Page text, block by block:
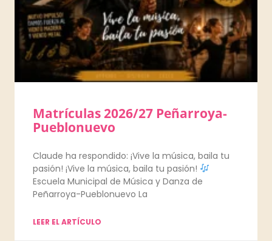
Matrículas 2026/27 Peñarroya-
Pueblonuevo
Claude ha respondido: ¡Vive la música, baila tu
pasión! ¡Vive la música, baila tu pasión!
Escuela Municipal de Música y Danza de
Peñarroya-Pueblonuevo La
LEER EL ARTÍCULO